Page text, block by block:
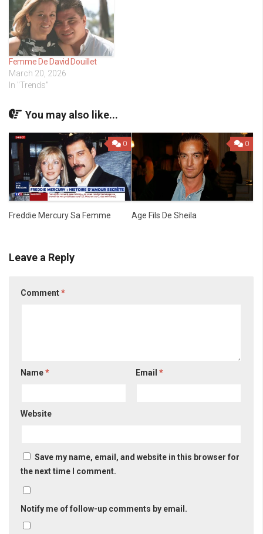
Femme De David Douillet
March 20, 2026
In "Trends"
You may also like...
0
Freddie Mercury Sa Femme
0
Age Fils De Sheila
Leave a Reply
Comment*
Name* Email*
Website
Save my name, email, and website in this browser for
the next time I comment.
Notify me of follow-up comments by email.